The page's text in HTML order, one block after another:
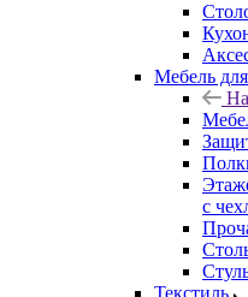
Мебель
с
Текстиль